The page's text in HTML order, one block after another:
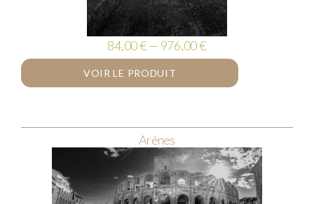
84,00 € — 976,00 €
VOIR LE PRODUIT
Arènes